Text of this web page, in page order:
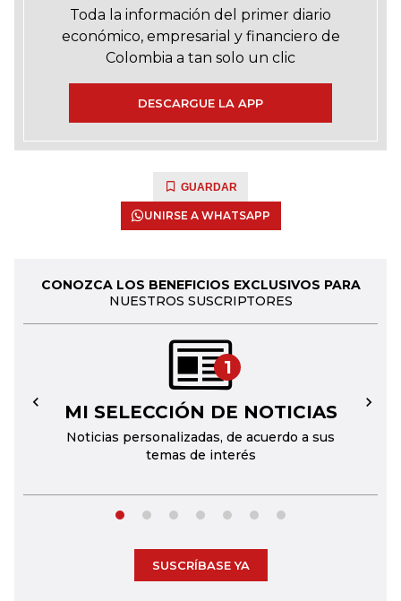
Toda la información del primer diario
económico, empresarial y financiero de
Colombia a tan solo un clic
DESCARGUE LA APP
GUARDAR
UNIRSE A WHATSAPP
CONOZCA LOS BENEFICIOS EXCLUSIVOS PARA
NUESTROS SUSCRIPTORES
1
MI SELECCIÓN DE NOTICIAS
Noticias personalizadas, de acuerdo a sus
temas de interés
← →
SUSCRÍBASE YA